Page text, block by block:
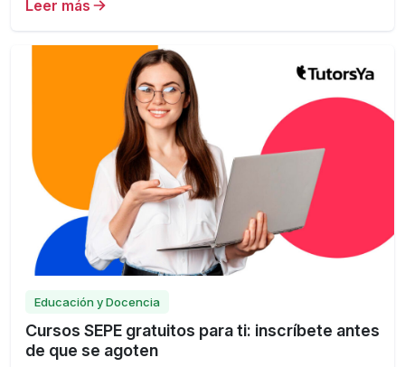
Leer más
Educación y Docencia
Cursos SEPE gratuitos para ti: inscríbete antes
de que se agoten